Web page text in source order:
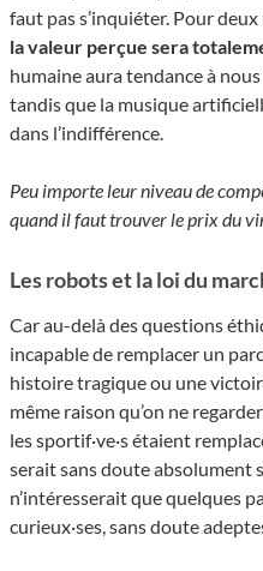
faut pas s’inquiéter. Pour
la valeur perçue sera
humaine aura tendance à
tandis que la musique
dans l’indifférence.
Peu importe leur niveau de
quand il faut trouver le prix du
Les robots et la loi du
Car au-delà des questions
incapable de remplacer un
histoire tragique ou une
même raison qu’on ne
les sportif·ve·s étaient
serait sans doute
n’intéresserait que quelques
curieux·ses, sans doute